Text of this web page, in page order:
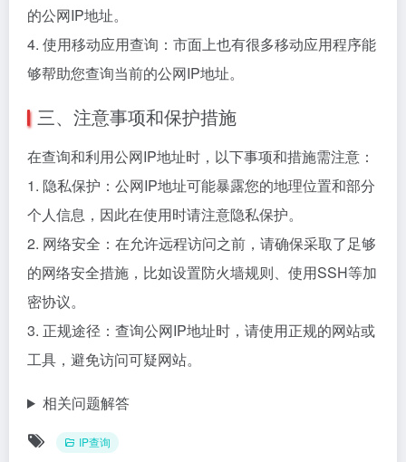
的公网IP地址。
4. 使用移动应用查询：市面上也有很多移动应用程序能
够帮助您查询当前的公网IP地址。
三、注意事项和保护措施
在查询和利用公网IP地址时，以下事项和措施需注意：
1. 隐私保护：公网IP地址可能暴露您的地理位置和部分
个人信息，因此在使用时请注意隐私保护。
2. 网络安全：在允许远程访问之前，请确保采取了足够
的网络安全措施，比如设置防火墙规则、使用SSH等加
密协议。
3. 正规途径：查询公网IP地址时，请使用正规的网站或
工具，避免访问可疑网站。
相关问题解答
IP查询